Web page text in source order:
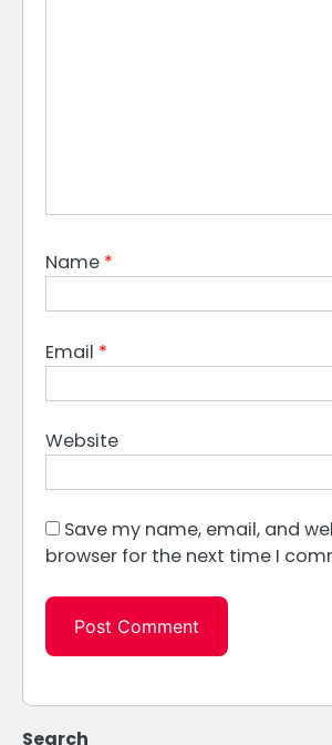
Name *
Email *
Website
Save my name, email, and
browser for the next time I
Search